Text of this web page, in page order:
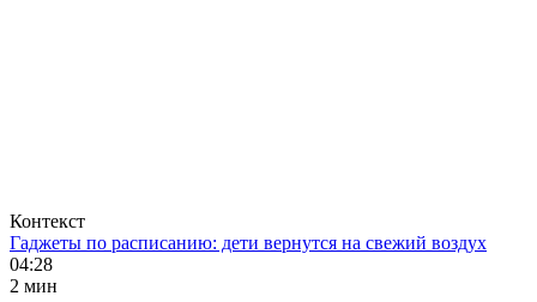
Контекст
Гаджеты по расписанию: дети вернутся на свежий воздух
04:28
2 мин